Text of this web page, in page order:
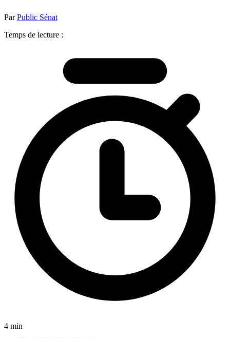
ParPublic Sénat
Temps de lecture :
4 min